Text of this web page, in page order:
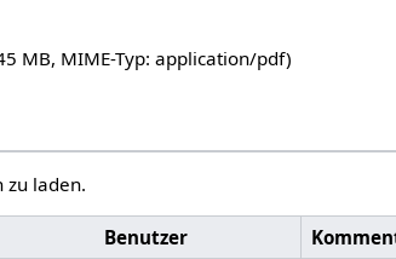
MB, MIME-Typ:application/pdf)
zu laden.
Benutzer